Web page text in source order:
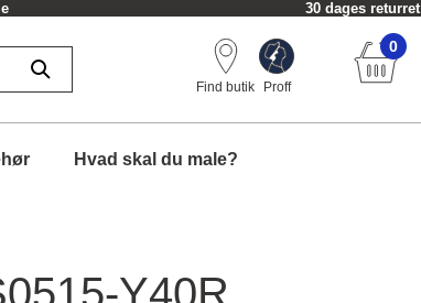
30 dages returret
Find butik Proff
0
Hvad skal du male?
Y40R